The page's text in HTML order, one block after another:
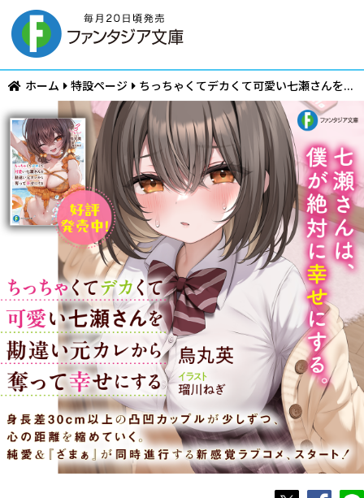
ホーム 特設ページ ちっちゃくてデカくて可愛い七瀬さんを...